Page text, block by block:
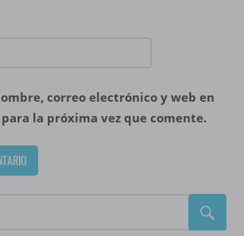
correo electrónico y web en
la próxima vez que comente.